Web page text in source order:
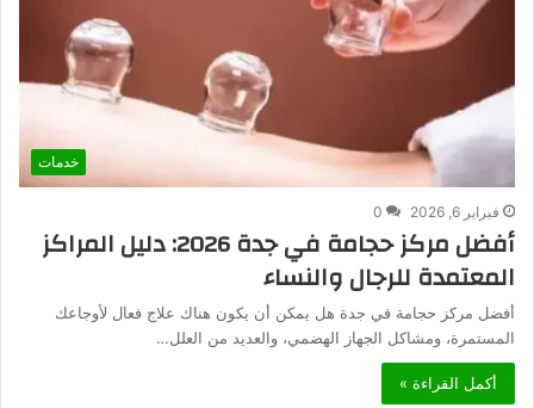
خدمات
فبراير 6, 2026 0
أفضل مركز حجامة في جدة 2026: دليل المراكز
المعتمدة للرجال والنساء
أفضل مركز حجامة في جدة هل يمكن أن يكون هناك علاج فعال لأوجاعك
المستمرة، ومشاكل الجهاز الهضمي، والعديد من العلل…
أكمل القراءة »